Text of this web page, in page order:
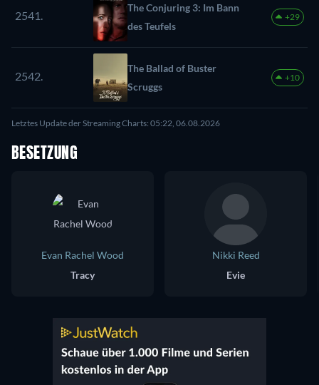
2541.
The Conjuring 3: Im Bann
des Teufels
+29
2542.
The Ballad of Buster
Scruggs
+10
Letztes Update der Streaming Charts: 05:22, 06.08.2026
BESETZUNG
Evan Rachel Wood
Tracy
Nikki Reed
Evie